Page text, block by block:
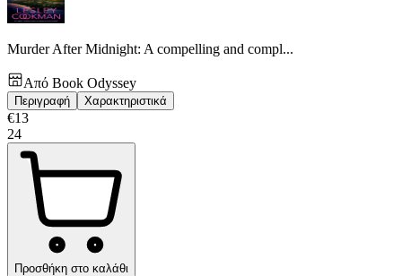
Murder After Midnight: A compelling and compl...
Από Book Odyssey
Περιγραφή Χαρακτηριστικά
€13
24
Προσθήκη στο καλάθι